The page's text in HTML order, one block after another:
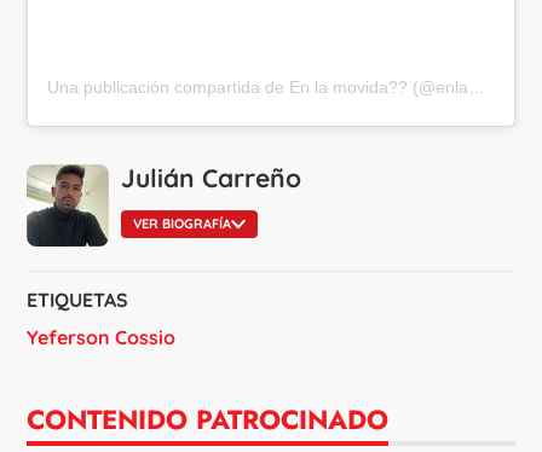
Una publicación compartida de En la movida?? (@enlamovidacol)
Julián Carreño
VER BIOGRAFÍA
ETIQUETAS
Yeferson Cossio
CONTENIDO PATROCINADO